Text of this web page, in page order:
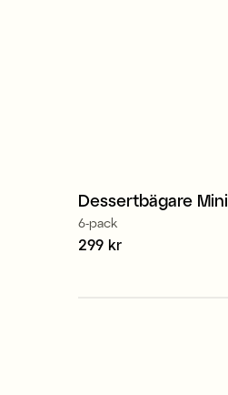
Dessertbägare Mini
6-pack
Pris :299 kr
299 kr